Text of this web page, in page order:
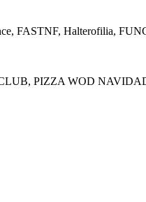
FASTNF, Halterofilia,
PIZZA WOD